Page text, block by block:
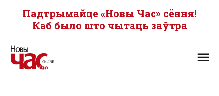
Падтрымайце «Новы Час» сёння!
Каб было што чытаць заўтра